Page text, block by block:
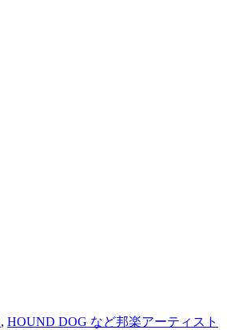
, HOUND DOG など邦楽アーティスト